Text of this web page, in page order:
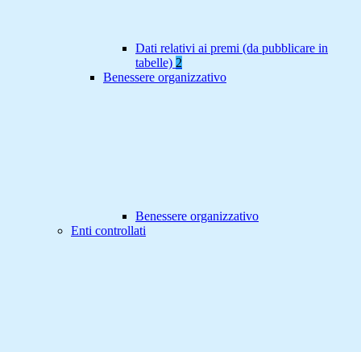
Dati relativi ai premi (da pubblicare in
tabelle) 2
Benessere organizzativo
Benessere organizzativo
Enti controllati